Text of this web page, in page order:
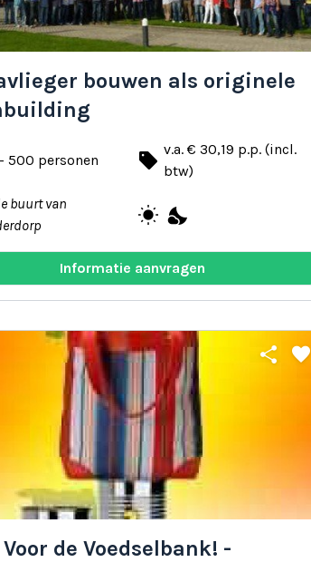
bouwen als originele
500 personen local_offer v.a. € 30,19 p.p. (incl.
btw)
buurt van
wb_sunny nights_stay
Informatie aanvragen
share favorite
de Voedselbank! -